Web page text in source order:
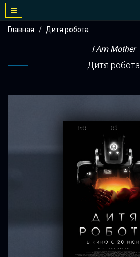
Главная Дитя робота
I Am Mother
Дитя робота